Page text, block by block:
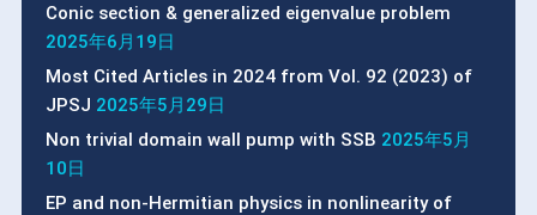
Conic section & generalized eigenvalue problem
2025年6月19日
Most Cited Articles in 2024 from Vol. 92 (2023) of
JPSJ 2025年5月29日
Non trivial domain wall pump with SSB 2025年5月
10日
EP and non-Hermitian physics in nonlinearity of